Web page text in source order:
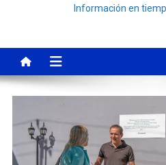
Información en